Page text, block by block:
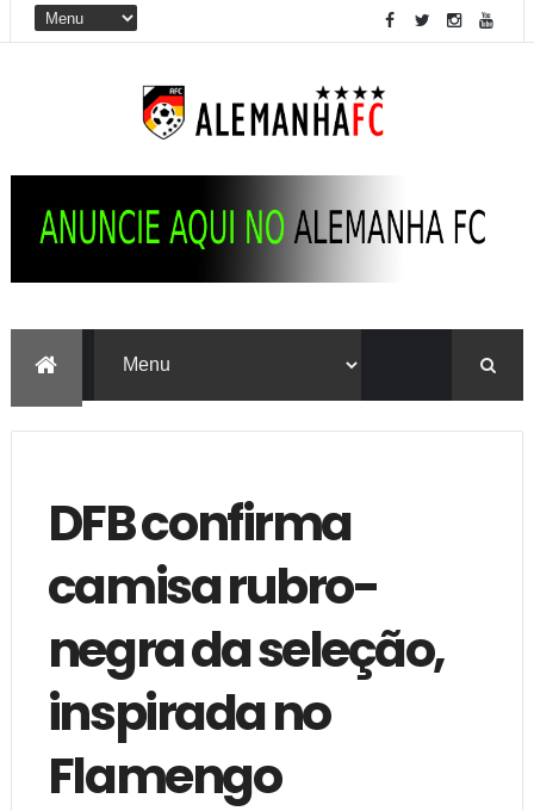
DFB confirma
camisa rubro-
negra da seleção,
inspirada no
Flamengo